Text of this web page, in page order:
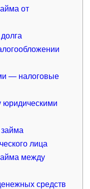
от
— налоговые
юридическими
лица
между
средств